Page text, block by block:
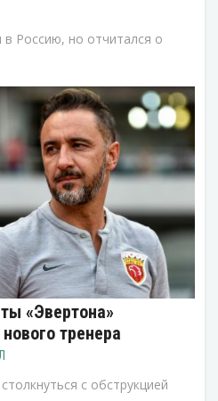
в Россию, но отчитался о
«Эвертона»
тренера
с обструкцией